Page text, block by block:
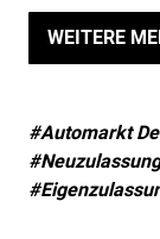
WEITERE
#Automarkt